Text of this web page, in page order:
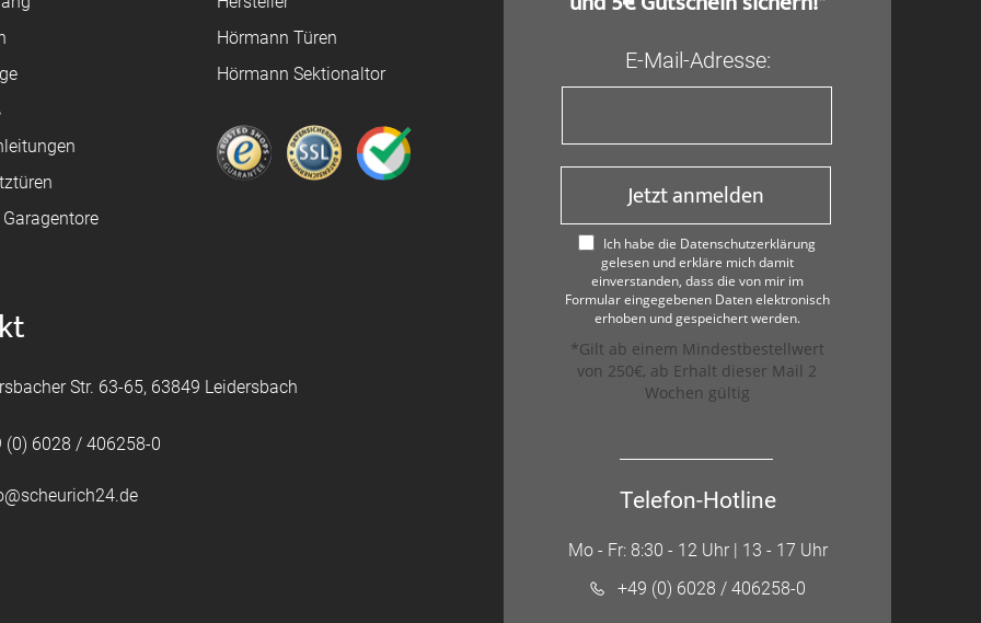
Hörmann Türen
Hörmann Sektionaltor
Str. 63-65, 63849 Leidersbach
(0) 6028 / 406258-0
E-Mail-Adresse:
Jetzt anmelden
Ich habe die Datenschutzerklärung
gelesen und erkläre mich damit
einverstanden, dass die von mir im
Formular eingegebenen Daten elektronisch
erhoben und gespeichert werden.
*Gilt ab einem Mindestbestellwert
von 250€, ab Erhalt dieser Mail 2
Wochen gültig
Telefon-Hotline
Mo - Fr: 8:30 - 12 Uhr | 13 - 17 Uhr
+49 (0) 6028 / 406258-0